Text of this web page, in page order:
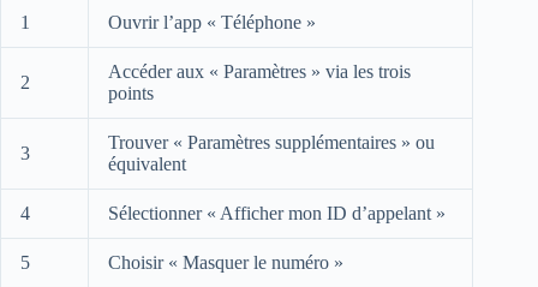
1 Ouvrir l’app « Téléphone »
2
Accéder aux « Paramètres » via les trois
points
3
Trouver « Paramètres supplémentaires » ou
équivalent
4 Sélectionner « Afficher mon ID d’appelant »
5
Choisir « Masquer le numéro »